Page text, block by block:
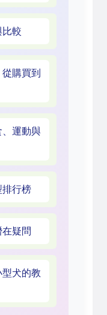
較
購買到
、運動與
排行榜
疑問
犬的教